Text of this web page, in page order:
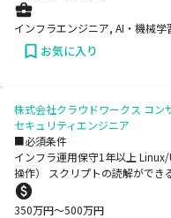
インフラエンジニア, AI・機械学
お気に入り
株式会社クラウドワークス コン
セキュリティエンジニア
■必須条件
インフラ運用保守1年以上
操作） スクリプトの読解ができ
350万円〜500万円